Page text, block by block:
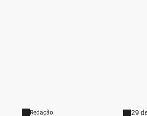
Redação 29